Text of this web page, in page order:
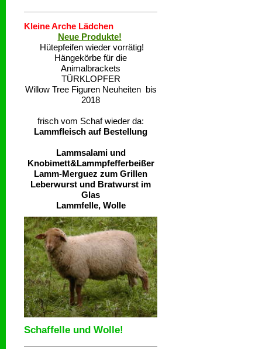
Kleine Arche Lädchen
Neue Produkte!
Hütepfeifen wieder vorrätig!
Hängekörbe für die
Animalbrackets
TÜRKLOPFER
Willow Tree Figuren Neuheiten bis
2018
frisch vom Schaf wieder da:
Lammfleisch auf Bestellung
Lammsalami und
Knobimett&Lammpfefferbeißer
Lamm-Merguez zum Grillen
Leberwurst und Bratwurst im
Glas
Lammfelle, Wolle
Schaffelle und Wolle!